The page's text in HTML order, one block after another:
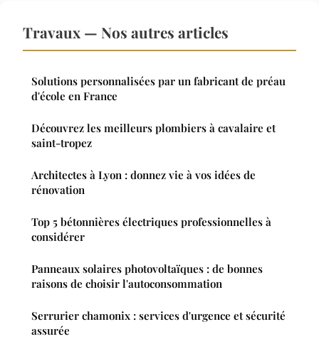
Travaux — Nos autres articles
Solutions personnalisées par un fabricant de préau
d'école en France
Découvrez les meilleurs plombiers à cavalaire et
saint-tropez
Architectes à Lyon : donnez vie à vos idées de
rénovation
Top 5 bétonnières électriques professionnelles à
considérer
Panneaux solaires photovoltaïques : de bonnes
raisons de choisir l'autoconsommation
Serrurier chamonix : services d'urgence et sécurité
assurée